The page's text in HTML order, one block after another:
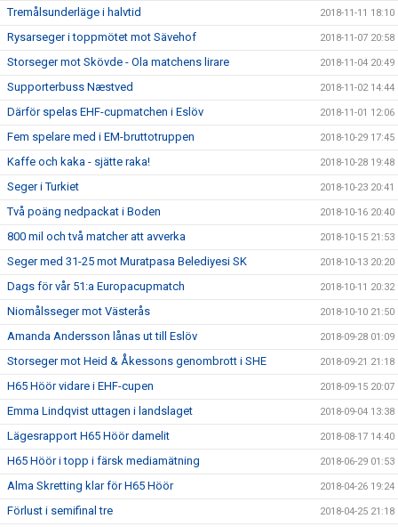
Tremålsunderläge i halvtid 2018-11-11 18:10
Rysarseger i toppmötet mot Sävehof 2018-11-07 20:58
Storseger mot Skövde - Ola matchens lirare 2018-11-04 20:49
Supporterbuss Næstved 2018-11-02 14:44
Därför spelas EHF-cupmatchen i Eslöv 2018-11-01 12:06
Fem spelare med i EM-bruttotruppen 2018-10-29 17:45
Kaffe och kaka - sjätte raka! 2018-10-28 19:48
Seger i Turkiet 2018-10-23 20:41
Två poäng nedpackat i Boden 2018-10-16 20:40
800 mil och två matcher att avverka 2018-10-15 21:53
Seger med 31-25 mot Muratpasa Belediyesi SK 2018-10-13 20:20
Dags för vår 51:a Europacupmatch 2018-10-11 20:32
Niomålsseger mot Västerås 2018-10-10 21:50
Amanda Andersson lånas ut till Eslöv 2018-09-28 01:09
Storseger mot Heid & Åkessons genombrott i SHE 2018-09-21 21:18
H65 Höör vidare i EHF-cupen 2018-09-15 20:07
Emma Lindqvist uttagen i landslaget 2018-09-04 13:38
Lägesrapport H65 Höör damelit 2018-08-17 14:40
H65 Höör i topp i färsk mediamätning 2018-06-29 01:53
Alma Skretting klar för H65 Höör 2018-04-26 19:24
Förlust i semifinal tre 2018-04-25 21:18